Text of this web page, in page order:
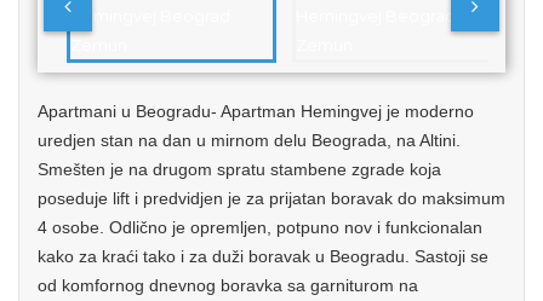
Apartmani u Beogradu- Apartman Hemingvej je moderno
uredjen stan na dan u mirnom delu Beograda, na Altini.
Smešten je na drugom spratu stambene zgrade koja
poseduje lift i predvidjen je za prijatan boravak do maksimum
4 osobe. Odlično je opremljen, potpuno nov i funkcionalan
kako za kraći tako i za duži boravak u Beogradu. Sastoji se
od komfornog dnevnog boravka sa garniturom na